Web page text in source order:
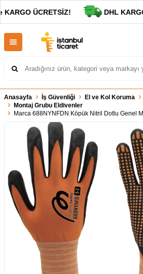
ÜCRETSİZ! DHL KARGO
Anasayfa İş Güvenliği El ve Kol Koruma
Montaj Grubu Eldivenler
Marca 688NYNFDN Köpük Nitril Dotlu Genel